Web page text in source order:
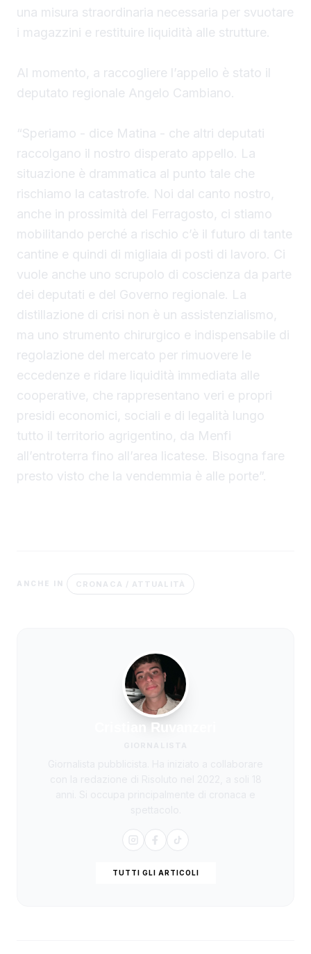
una misura straordinaria necessaria per svuotare
i magazzini e restituire liquidità alle strutture.
Al momento, a raccogliere l’appello è stato il
deputato regionale Angelo Cambiano.
“Speriamo - dice Matina - che altri deputati
raccolgano il nostro disperato appello. La
situazione è drammatica al punto tale che
rischiamo la catastrofe. Noi dal canto nostro,
anche in prossimità del Ferragosto, ci stiamo
mobilitando perché a rischio c’è il futuro di tante
cantine e quindi di migliaia di posti di lavoro. Ci
vuole anche uno scrupolo di coscienza da parte
dei deputati e del Governo regionale. La
distillazione di crisi non è un assistenzialismo,
ma uno strumento chirurgico e indispensabile di
regolazione del mercato per rimuovere le
eccedenze e ridare liquidità immediata alle
cooperative, che rappresentano veri e propri
presidi economici, sociali e di legalità lungo
tutto il territorio agrigentino, da Menfi
all’entroterra fino all’area licatese. Bisogna fare
presto visto che la vendemmia è alle porte”.
ANCHE IN CRONACA / ATTUALITÀ
Cristian Ruvanzeri
TUTTI GLI ARTICOLI